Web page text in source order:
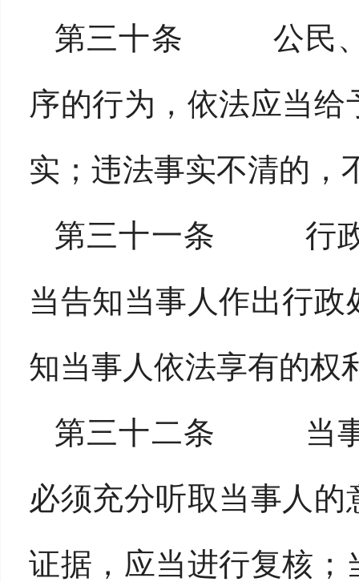
第三十条 公民、
序的行为，依法应当
实；违法事实不清的，
第三十一条 行政
当告知当事人作出行
知当事人依法享有的权
第三十二条 当事
必须充分听取当事人
证据，应当进行复核